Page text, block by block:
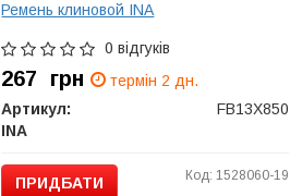
Ремень клиновой INA
0 відгуків
267 грн
термін 2 дн.
Артикул:
FB13X850
INA
ПРИДБАТИ Код: 1528060-19